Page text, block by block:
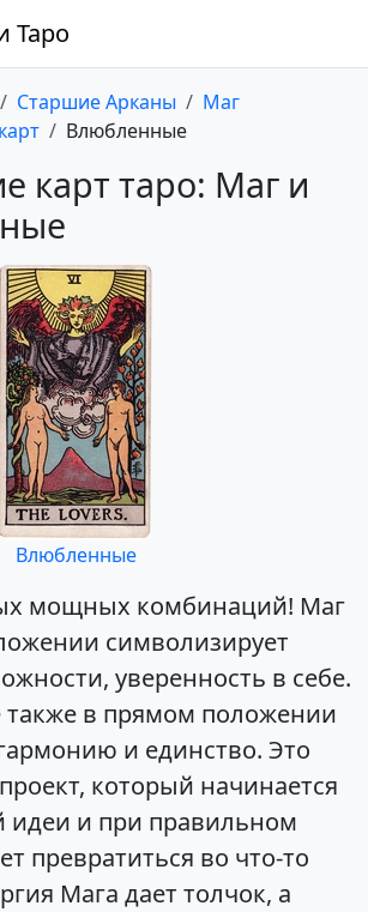
Таро
Старшие Арканы
Маг
Влюбленные
карт таро: Маг и
Влюбленные
мощных комбинаций! Маг
символизирует
уверенность в себе.
в прямом положении
и единство. Это
который начинается
идеи и при правильном
превратиться во что-то
Мага дает толчок, а